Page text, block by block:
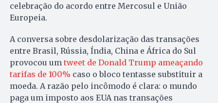
celebração do acordo entre Mercosul e União
Europeia.
A conversa sobre desdolarização das transações
entre Brasil, Rússia, Índia, China e África do Sul
provocou um tweet de Donald Trump ameaçando
tarifas de 100% caso o bloco tentasse substituir a
moeda. A razão pelo incômodo é clara: o mundo
paga um imposto aos EUA nas transações